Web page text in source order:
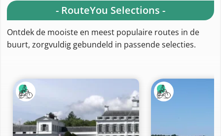
- RouteYou Selections -
Ontdek de mooiste en meest populaire routes in de
buurt, zorgvuldig gebundeld in passende selecties.